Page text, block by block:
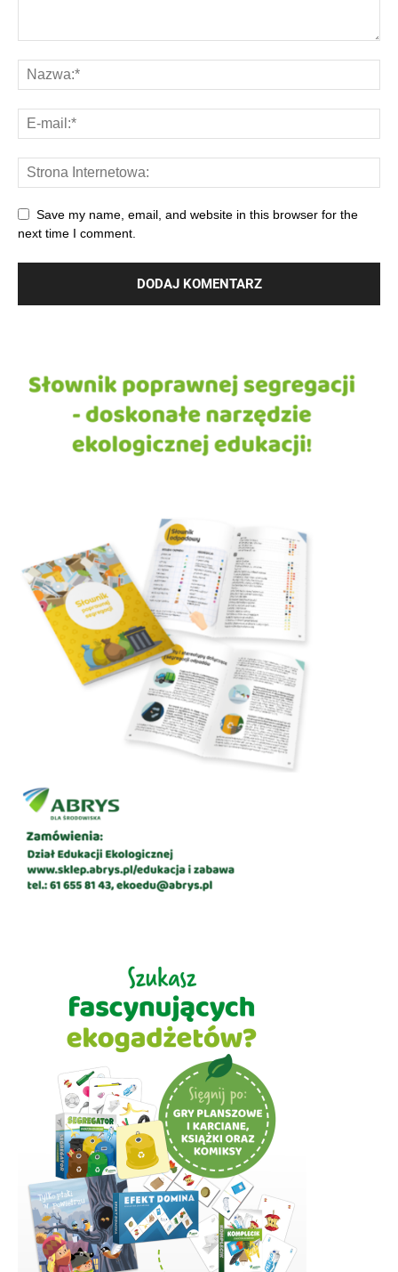
Save my name, email, and website in this browser for the
next time I comment.